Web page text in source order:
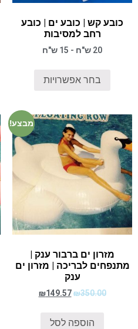
כובע קש | כובע ים | כובע
רחב למסיבות
20 ש"ח - 15 ש"ח
בחר אפשרויות
מבצע!
מזרון ים ברבור ענק |
מתנפחים לבריכה | מזרון ים
ענק
₪350.00
₪149.57
הוספה לסל